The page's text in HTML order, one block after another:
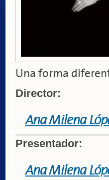
Una forma
Director:
Ana Milena
Presentador:
Ana Milena